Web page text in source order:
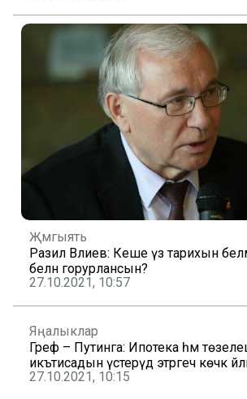
Җәмгыять
Разил Вәлиев: Кеше үз тарихын
белән горурлансын?
27.10.2021, 10:57
Яңалыклар
Греф – Путинга: Ипотека һәм
икътисадын үстерүдә этәргеч көчкә
27.10.2021, 10:15